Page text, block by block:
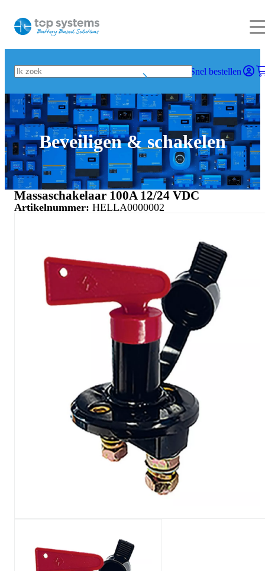
Snel bestellen
Beveiligen & schakelen
Massaschakelaar 100A 12/24 VDC
Artikelnummer: HELLA0000002